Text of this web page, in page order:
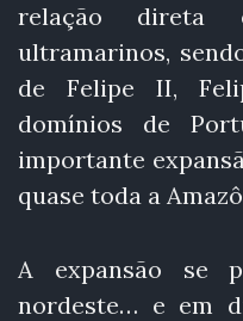
relação direta
ultramarinos,
de Felipe II,
domínios de
importante
quase toda a
A expansão se
nordeste… e em